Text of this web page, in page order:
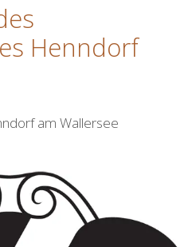
Henndorf
am Wallersee